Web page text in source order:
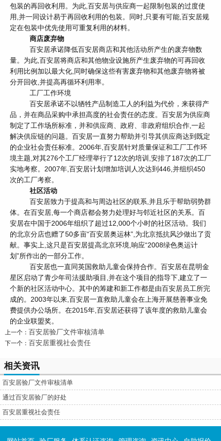
包装的再回收利用。为此,百安居与供应商一起限制包装的过度使
用,并一同设计易于再回收利用的包装。同时,只要有可能,百安居规
定在包装中优先使用可重复利用的材料。
商店废弃物
百安居承诺降低百安居商店和其他活动所产生的废弃物数
量。为此,百安居将商店和其他物业设施所产生废弃物的可再回收
利用比例加以最大化,同时确保这些有害废弃物和其他废弃物将被
分开回收,并提高再循环利用率。
工厂工作环境
百安居承诺不以牺牲产品制造工人的利益为代价，来获得产
品，并在商品采购中承担高度的社会责任的态度。百安居为供应商
制定了工作场所标准，并和供应商、政府、非政府组织合作,一起
解决供应链的问题。百安居一直努力帮助并引导其供应商达到既定
的企业社会责任标准。2006年,百安居针对质量保证和工厂工作环
境主题,对其276个工厂经理举行了12次的培训,安排了187次的工厂
实地考察。2007年,百安居计划增加培训人次达到446,并组织450
次的工厂考察。
社区活动
百安居致力于提高和与周边社区的联系,并且乐于帮助弱势群
体。在百安居,每一个商店都会努力处理好与邻近社区的关系。百
安居在中国于2006年组织了超过12,000个小时的社区活动。我们
的北京分店也赠了50多亩“百安居奥运林”,为北京抵抗风沙做出了贡
献。事实上,这只是百安居提高北京环境,响应“2008绿色奥运计
划”所作出的一部分工作。
百安居也一直同英国救助儿童会保持合作。百安居在昆明金
星区启动了青少年司法援助项目,并在这个项目的指导下,建立了一
个新的社区活动中心。其中的筹建和新工作都是由百安居员工所完
成的。2003年以来,百安居一直救助儿童会在上海开展慈善事业免
费提供办公场所。在2015年,百安居还获得了该年度的救助儿童会
的企业联盟奖。
上一个： 百安居验厂文件审核清单
下一个： 百安居重视社会责任
相关资讯
百安居验厂文件审核清单
通过百安居验厂的好处
百安居重视社会责任